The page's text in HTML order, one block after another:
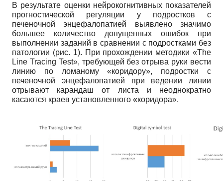
В результате оценки нейрокогнитивных показателей
прогностической регуляции у подростков с
печеночной энцефалопатией выявлено значимо
большее количество допущенных ошибок при
выполнении заданий в сравнении с подростками без
патологии (рис. 1). При прохождении методики «The
Line Tracing Test», требующей без отрыва руки вести
линию по ломаному «коридору», подростки с
печеночной энцефалопатией при ведении линии
отрывают карандаш от листа и неоднократно
касаются краев установленного «коридора».